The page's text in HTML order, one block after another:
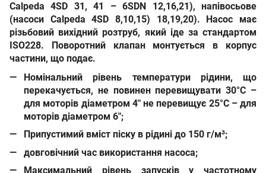
Calpeda 4SD 31, 41 – 6SDN 12,16,21), напівосьове
(насоси Calpeda 4SD 8,10,15) 18,19,20). Насос має
різьбовий вихідний розтруб, який іде за стандартом
ISO228. Поворотний клапан монтується в корпус
частини, що подає.
Номінальний рівень температури рідини, що
перекачується, не повинен перевищувати 30°C –
для моторів діаметром 4" не перевищує 25°C – для
моторів діаметром 6";
Припустимий вміст піску в рідині до 150 г/м³;
довговічний час використання насоса;
Максимальний рівень запусків у частотному